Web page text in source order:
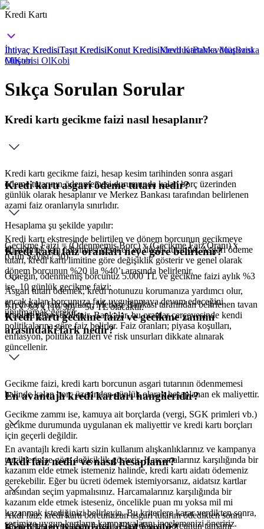
Kredi Kartı
İhtiyaç KredisiTaşıt KredisiKonut KredisiMevduatBanka Müşterisi
OlKobi
İhtiyaç KredisiTaşıt KredisiKonut KredisiKredi KartıMevduatBanka
Müşterisi OlKobi
Sıkça Sorulan Sorular
Kredi kartı gecikme faizi nasıl hesaplanır?
Kredi kartı gecikme faizi, hesap kesim tarihinden sonra asgari
ödeme tutarının ödenmemesi durumunda kalan borç üzerinden
günlük olarak hesaplanır ve Merkez Bankası tarafından belirlenen
azami faiz oranlarıyla sınırlıdır.
Hesaplama şu şekilde yapılır:
Gecikme Faizi = (Ödenmemiş Borç) x (Gecikme Faiz Oranı) x
(Gün Sayısı / 30)
Örneğin, ödenmemiş borcunuz 5.000 TL ve gecikme faizi aylık %3
ise, 10 günlük gecikme faizi:
5.0 x %3 x (10/30) = 50 TL olacaktır.
Kredi kartı asgari ödeme tutarı nedir?
Kredi kartı ekstresinde belirtilen ve dönem borcunun gecikmeye
düşmemek için ödenmesi gereken en düşük tutarıdır. Asgari ödeme
tutarı, kredi kartı limitine göre değişiklik gösterir ve genel olarak
dönem borcunun %20 ila %40’ı arasında belirlenir.
Asgari tutarı ödemek, kredi notunuzu korumanıza yardımcı olur,
ancak kalan borcunuza faiz uygulanmaya devam edeceğini
unutmamak gerekir.
Kredi kartı faiz oranları neye göre belirlenir?
Kredi kartı faiz oranları, Merkez Bankası tarafından belirlenen tavan
oranlara göre şekillenir. Bankalar, bu oranlar çerçevesinde kendi
politikalarına göre faiz belirler. Faiz oranları; piyasa koşulları,
enflasyon, politika faizleri ve risk unsurları dikkate alınarak
güncellenir.
Kredi kartı gecikme faizi ve gecikme zammı
arasındaki fark nedir?
Gecikme faizi, kredi kartı borcunun asgari tutarının ödenmemesi
halinde kalan borç üzerinden günlük olarak hesaplanan ek maliyettir.
Gecikme zammı ise, kamuya ait borçlarda (vergi, SGK primleri vb.)
gecikme durumunda uygulanan ek maliyettir ve kredi kartı borçları
için geçerli değildir.
En avantajlı kredi kartları hangileridir?
En avantajlı kredi kartı sizin kullanım alışkanlıklarınız ve kampanya
tercihlerinize göre değişiklik gösterir. Harcamalarınız karşılığında bir
kazanım elde etmek istemeniz halinde, kredi kartı aidatı ödemeniz
gerekebilir. Eğer bu ücreti ödemek istemiyorsanız, aidatsız kartlar
arasından seçim yapmalısınız. Harcamalarınız karşılığında bir
kazanım elde etmek isteseniz, öncelikle puan mı yoksa mil mi
kazanmak istediğinizi belirleyin. Bu kriterlere karar verdikten sonra,
seçimize uygun kartların kampanyalarını incelemenizi öneririz.
Akdi faiz nedir ve nasıl hesaplanır?
Akdi faiz, kredi kartı borcunuzun asgari tutarını ödedikten sonra
kalan tutara uygulanan faizdir. Eğer dönem borcunun tamamı